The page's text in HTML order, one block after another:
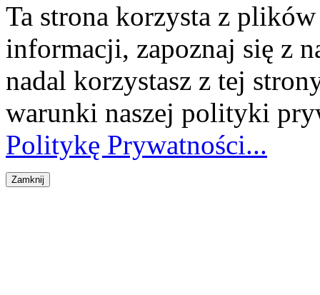
Ta strona korzysta z
informacji, zapoznaj się z
nadal korzystasz z tej
warunki naszej polityki
Politykę Prywatności...